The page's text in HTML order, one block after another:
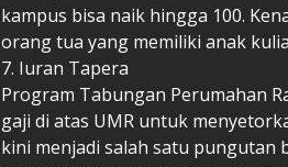
kampus bisa naik hingga 100.
orang tua yang memiliki anak
7. Iuran Tapera
Program Tabungan Perumahan
gaji di atas UMR untuk
kini menjadi salah satu pungutan